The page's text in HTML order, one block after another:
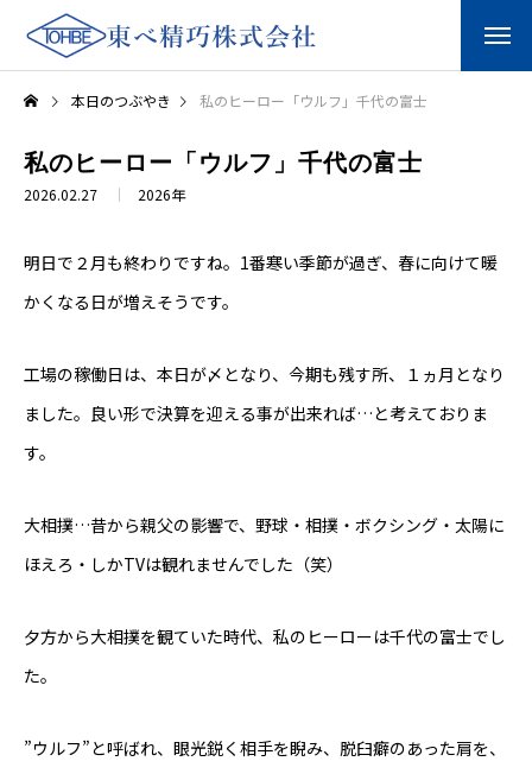
本日のつぶやき 私のヒーロー「ウルフ」千代の富士
私のヒーロー「ウルフ」千代の富士
2026.02.27 2026年
明日で２月も終わりですね。1番寒い季節が過ぎ、春に向けて暖
かくなる日が増えそうです。
工場の稼働日は、本日が〆となり、今期も残す所、１ヵ月となり
ました。良い形で決算を迎える事が出来れば…と考えておりま
す。
大相撲…昔から親父の影響で、野球・相撲・ボクシング・太陽に
ほえろ・しかTVは観れませんでした（笑）
夕方から大相撲を観ていた時代、私のヒーローは千代の富士でし
た。
”ウルフ”と呼ばれ、眼光鋭く相手を睨み、脱臼癖のあった肩を、